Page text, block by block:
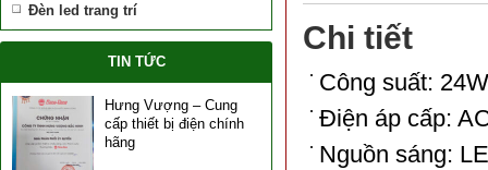
Đèn led trang trí
TIN TỨC
Hưng Vượng – Cung
cấp thiết bị điện chính
hãng
Chi tiết
Công suất: 24W
Điện áp cấp:
Nguồn sáng: